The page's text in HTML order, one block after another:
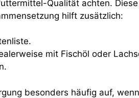
Qualität achten.
hilft zusätzlich:
mit Fischöl oder
besonders häufig auf,